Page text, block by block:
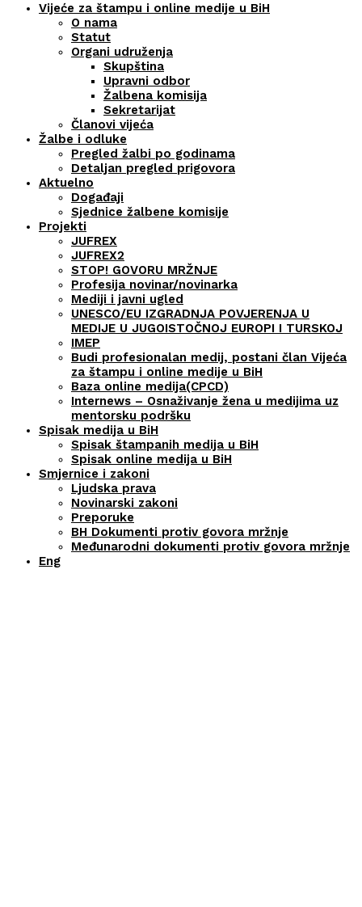
Vijeće za štampu i online medije u BiH
O nama
Statut
Organi udruženja
Skupština
Upravni odbor
Žalbena komisija
Sekretarijat
Članovi vijeća
Žalbe i odluke
Pregled žalbi po godinama
Detaljan pregled prigovora
Aktuelno
Događaji
Sjednice žalbene komisije
Projekti
JUFREX
JUFREX2
STOP! GOVORU MRŽNJE
Profesija novinar/novinarka
Mediji i javni ugled
UNESCO/EU IZGRADNJA POVJERENJA U
MEDIJE U JUGOISTOČNOJ EUROPI I TURSKOJ
IMEP
Budi profesionalan medij, postani član Vijeća
za štampu i online medije u BiH
Baza online medija(CPCD)
Internews – Osnaživanje žena u medijima uz
mentorsku podršku
Spisak medija u BiH
Spisak štampanih medija u BiH
Spisak online medija u BiH
Smjernice i zakoni
Ljudska prava
Novinarski zakoni
Preporuke
BH Dokumenti protiv govora mržnje
Međunarodni dokumenti protiv govora mržnje
Eng